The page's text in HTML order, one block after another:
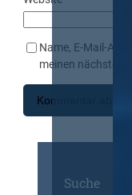
Name, E-Mail-
meinen nächsten
Suche